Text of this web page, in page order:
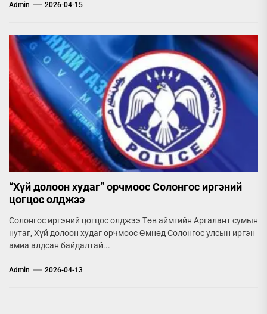
Admin 2026-04-15
“Хүй долоон худаг” орчмоос Солонгос иргэний
цогцос олджээ
Солонгос иргэний цогцос олджээ Төв аймгийн Аргалант сумын
нутаг, Хүй долоон худаг орчмоос Өмнөд Солонгос улсын иргэн
амиа алдсан байдалтай...
Admin 2026-04-13